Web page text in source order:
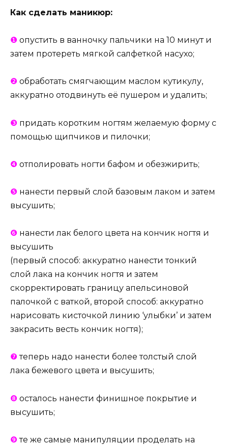
Как сделать маникюр:
❶ опустить в ванночку пальчики на 10 минут и
затем протереть мягкой салфеткой насухо;
❷ обработать смягчающим маслом кутикулу,
аккуратно отодвинуть её пушером и удалить;
❸ придать коротким ногтям желаемую форму с
помощью щипчиков и пилочки;
❹ отполировать ногти бафом и обезжирить;
❺ нанести первый слой базовым лаком и затем
высушить;
❻ нанести лак белого цвета на кончик ногтя и
высушить
(первый способ: аккуратно нанести тонкий
слой лака на кончик ногтя и затем
скорректировать границу апельсиновой
палочкой с ваткой, второй способ: аккуратно
нарисовать кисточкой линию ‘улыбки’ и затем
закрасить весть кончик ногтя);
❼теперь надо нанести более толстый слой
лака бежевого цвета и высушить;
❽ осталось нанести финишное покрытие и
высушить;
❾те же самые манипуляции проделать на